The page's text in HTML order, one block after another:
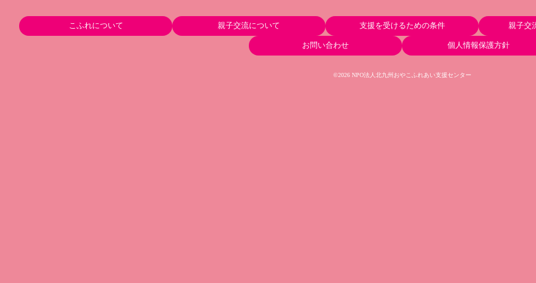
こふれについて 親子交流について 支援を受けるための条件 親子交
お問い合わせ 個人情報保護方針
©2026 NPO法人北九州おやこふれあい支援センター